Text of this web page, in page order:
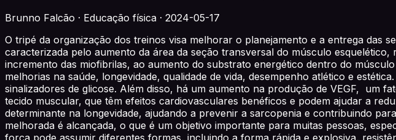
Brunno Falcão · Educação física · 2024-05-17
O tripé da organização dos treinos visa melhorar o planejamento e a entrega das
caracterizada pelo aumento da área da seção transversal do músculo
incremento das miofibrilas, ao aumento do substrato energético dentro do
melhorias na saúde, longevidade, qualidade de vida, desempenho atlético e
sinalizadores de glicose. Além disso, há um aumento na produção de VEGF, um
tecido muscular, que têm efeitos cardiovasculares benéficos e podem ajudar a
determinante na longevidade, ajudando a prevenir a sarcopenia e contribuindo
melhorada é alcançada, o que é um objetivo importante para muitas pessoas,
força pode assumir diferentes formas, incluindo a forma rápida e explosiva,